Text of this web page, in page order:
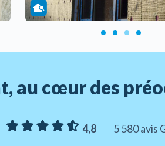
au cœur des
4,8 5 580 avis